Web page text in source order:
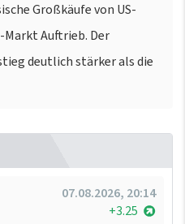
Großkäufe von US-
Auftrieb. Der
deutlich stärker als die
07.08.2026, 20:14
+3.25